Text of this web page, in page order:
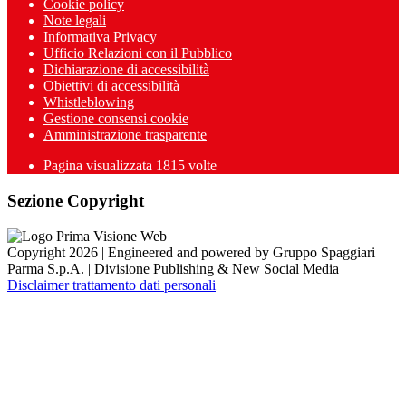
Cookie policy
Note legali
Informativa Privacy
Ufficio Relazioni con il Pubblico
Dichiarazione di accessibilità
Obiettivi di accessibilità
Whistleblowing
Gestione consensi cookie
Amministrazione trasparente
Pagina visualizzata 1815 volte
Sezione Copyright
Copyright 2026 | Engineered and powered by Gruppo Spaggiari
Parma S.p.A. | Divisione Publishing & New Social Media
Disclaimer trattamento dati personali